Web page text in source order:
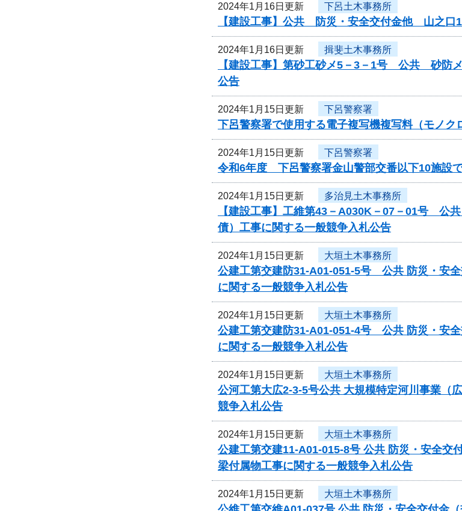
2024年1月16日更新 下呂土木事務所
【建設工事】公共 防災・安全交付金他 山之口
2024年1月16日更新 揖斐土木事務所
【建設工事】第砂工砂メ5－3－1号 公共 砂防
公告
2024年1月15日更新 下呂警察署
下呂警察署で使用する電子複写機複写料（モノク
2024年1月15日更新 下呂警察署
令和6年度 下呂警察署金山警部交番以下10施設
2024年1月15日更新 多治見土木事務所
【建設工事】工維第43－A030K－07－01号 公
債）工事に関する一般競争入札公告
2024年1月15日更新 大垣土木事務所
公建工第交建防31-A01-051-5号 公共 防災・安
に関する一般競争入札公告
2024年1月15日更新 大垣土木事務所
公建工第交建防31-A01-051-4号 公共 防災・安
に関する一般競争入札公告
2024年1月15日更新 大垣土木事務所
公河工第大広2-3-5号公共 大規模特定河川事業
競争入札公告
2024年1月15日更新 大垣土木事務所
公建工第交建11-A01-015-8号 公共 防災・安全
梁付属物工事に関する一般競争入札公告
2024年1月15日更新 大垣土木事務所